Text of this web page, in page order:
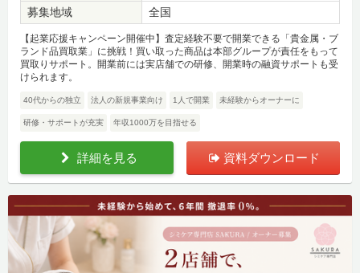
募集地域
全国
【起業応援キャンペーン開催中】査定経験不要で開業できる「貴金属・ブ
ランド品買取業」に挑戦！買い取った商品は本部グループが責任をもって
買取りサポート。開業前には実店舗での研修、開業時の融資サポートも受
けられます。
40代からの独立 法人の新規事業向け 1人で開業 未経験からオーナーに
研修・サポートが充実 年収1000万を目指せる
詳細を見る 資料ダウンロード